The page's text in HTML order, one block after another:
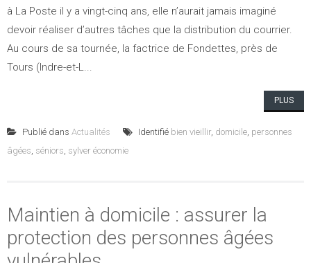
à La Poste il y a vingt-cinq ans, elle n’aurait jamais imaginé
devoir réaliser d’autres tâches que la distribution du courrier.
Au cours de sa tournée, la factrice de Fondettes, près de
Tours (­Indre-et-L...
PLUS
Publié dans Actualités Identifié bien vieillir, domicile, personnes
âgées, séniors, sylver économie
Maintien à domicile : assurer la
protection des personnes âgées